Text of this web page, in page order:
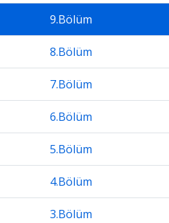
9.Bölüm
8.Bölüm
7.Bölüm
6.Bölüm
5.Bölüm
4.Bölüm
3.Bölüm